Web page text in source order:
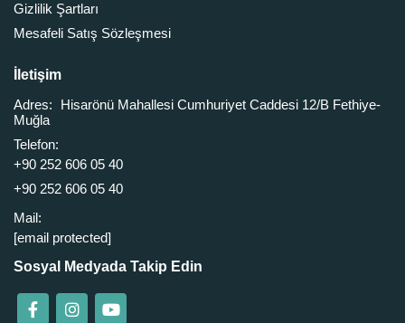
Gizlilik Şartları
Mesafeli Satış Sözleşmesi
İletişim
Adres:
Hisarönü Mahallesi Cumhuriyet Caddesi 12/B Fethiye-
Muğla
Telefon:
+90 252 606 05 40
+90 252 606 05 40
Mail:
[email protected]
Sosyal Medyada Takip Edin